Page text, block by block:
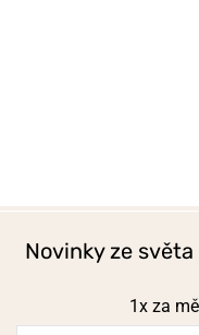
Novinky ze
1x za